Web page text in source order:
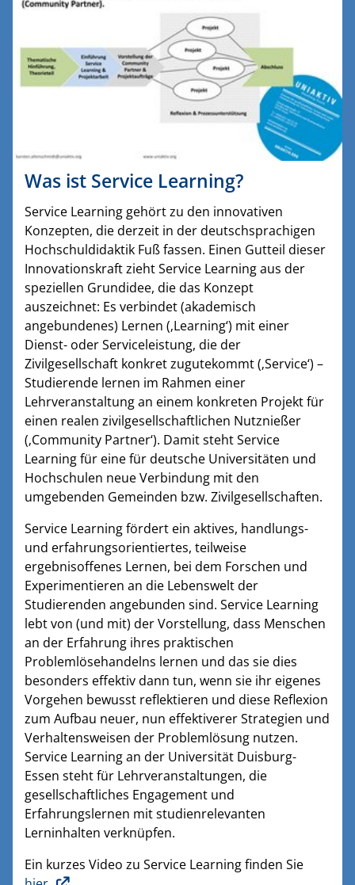
Was ist Service Learning?
Service Learning gehört zu den innovativen
Konzepten, die derzeit in der deutschsprachigen
Hochschuldidaktik Fuß fassen. Einen Gutteil dieser
Innovationskraft zieht Service Learning aus der
speziellen Grundidee, die das Konzept
auszeichnet: Es verbindet (akademisch
angebundenes) Lernen (‚Learning‘) mit einer
Dienst- oder Serviceleistung, die der
Zivilgesellschaft konkret zugutekommt (‚Service‘) –
Studierende lernen im Rahmen einer
Lehrveranstaltung an einem konkreten Projekt für
einen realen zivilgesellschaftlichen Nutznießer
(‚Community Partner‘). Damit steht Service
Learning für eine für deutsche Universitäten und
Hochschulen neue Verbindung mit den
umgebenden Gemeinden bzw. Zivilgesellschaften.
Service Learning fördert ein aktives, handlungs-
und erfahrungsorientiertes, teilweise
ergebnisoffenes Lernen, bei dem Forschen und
Experimentieren an die Lebenswelt der
Studierenden angebunden sind. Service Learning
lebt von (und mit) der Vorstellung, dass Menschen
an der Erfahrung ihres praktischen
Problemlösehandelns lernen und das sie dies
besonders effektiv dann tun, wenn sie ihr eigenes
Vorgehen bewusst reflektieren und diese Reflexion
zum Aufbau neuer, nun effektiverer Strategien und
Verhaltensweisen der Problemlösung nutzen.
Service Learning an der Universität Duisburg-
Essen steht für Lehrveranstaltungen, die
gesellschaftliches Engagement und
Erfahrungslernen mit studienrelevanten
Lerninhalten verknüpfen.
Ein kurzes Video zu Service Learning finden Sie